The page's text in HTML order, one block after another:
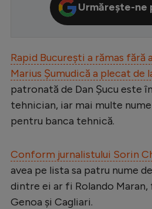
LaLiga
Bundesliga
Ligue 1
Campionate
Starurile fotbalului
Stranieri
Clasamente
Urmărește-ne
Rapid București a rămas fără
Marius Șumudică a plecat de
patronată de Dan Șucu este
tehnician, iar mai multe
pentru banca tehnică.
Conform jurnalistului Sorin
avea pe lista sa patru nume
dintre ei ar fi Rolando
Genoa și Cagliari.